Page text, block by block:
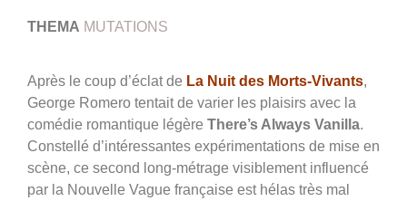
THEMA MUTATIONS
Après le coup d’éclat de La Nuit des Morts-Vivants,
George Romero tentait de varier les plaisirs avec la
comédie romantique légère There’s Always Vanilla.
Constellé d’intéressantes expérimentations de mise en
scène, ce second long-métrage visiblement influencé
par la Nouvelle Vague française est hélas très mal